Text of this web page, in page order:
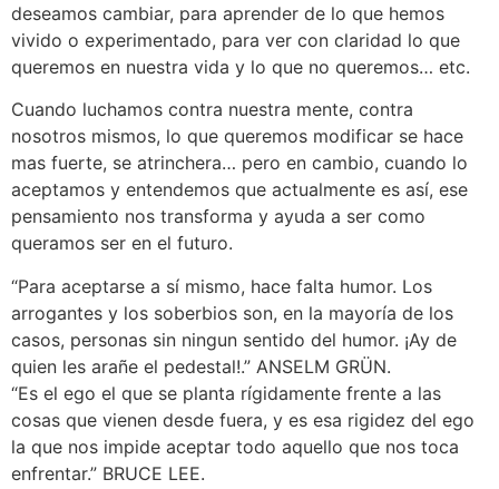
deseamos cambiar, para aprender de lo que hemos
vivido o experimentado, para ver con claridad lo que
queremos en nuestra vida y lo que no queremos… etc.
Cuando luchamos contra nuestra mente, contra
nosotros mismos, lo que queremos modificar se hace
mas fuerte, se atrinchera… pero en cambio, cuando lo
aceptamos y entendemos que actualmente es así, ese
pensamiento nos transforma y ayuda a ser como
queramos ser en el futuro.
“Para aceptarse a sí mismo, hace falta humor. Los
arrogantes y los soberbios son, en la mayoría de los
casos, personas sin ningun sentido del humor. ¡Ay de
quien les arañe el pedestal!.” ANSELM GRÜN.
“Es el ego el que se planta rígidamente frente a las
cosas que vienen desde fuera, y es esa rigidez del ego
la que nos impide aceptar todo aquello que nos toca
enfrentar.” BRUCE LEE.